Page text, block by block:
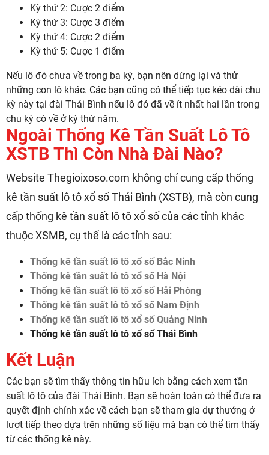
Kỳ thứ 2: Cược 2 điểm
Kỳ thứ 3: Cược 3 điểm
Kỳ thứ 4: Cược 2 điểm
Kỳ thứ 5: Cược 1 điểm
Nếu lô đó chưa về trong ba kỳ, bạn nên dừng lại và thử
những con lô khác. Các bạn cũng có thể tiếp tục kéo dài chu
kỳ này tại đài Thái Bình nếu lô đó đã về ít nhất hai lần trong
chu kỳ có về ở kỳ thứ năm.
Ngoài Thống Kê Tần Suất Lô Tô
XSTB Thì Còn Nhà Đài Nào?
Website Thegioixoso.com không chỉ cung cấp thống
kê tần suất lô tô xổ số Thái Bình (XSTB), mà còn cung
cấp thống kê tần suất lô tô xổ số của các tỉnh khác
thuộc XSMB, cụ thể là các tỉnh sau:
Thống kê tần suất lô tô xổ số Bắc Ninh
Thống kê tần suất lô tô xổ số Hà Nội
Thống kê tần suất lô tô xổ số Hải Phòng
Thống kê tần suất lô tô xổ số Nam Định
Thống kê tần suất lô tô xổ số Quảng Ninh
Thống kê tần suất lô tô xổ số Thái Bình
Kết Luận
Các bạn sẽ tìm thấy thông tin hữu ích bằng cách xem tần
suất lô tô của đài Thái Bình. Bạn sẽ hoàn toàn có thể đưa ra
quyết định chính xác về cách bạn sẽ tham gia dự thưởng ở
lượt tiếp theo dựa trên những số liệu mà bạn có thể tìm thấy
từ các thống kê này.